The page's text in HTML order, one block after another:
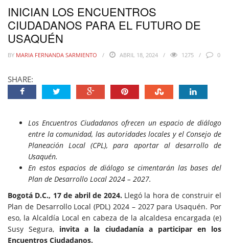
INICIAN LOS ENCUENTROS
CIUDADANOS PARA EL FUTURO DE
USAQUÉN
BY MARIA FERNANDA SARMIENTO ABRIL 18, 2024 1275 0
SHARE:
Los Encuentros Ciudadanos ofrecen un espacio de diálogo
entre la comunidad, las autoridades locales y el Consejo de
Planeación Local (CPL), para aportar al desarrollo de
Usaquén.
En estos espacios de diálogo se cimentarán las bases del
Plan de Desarrollo Local 2024 – 2027.
Bogotá D.C., 17 de abril de 2024.Llegó la hora de construir el
Plan de Desarrollo Local (PDL) 2024 – 2027 para Usaquén. Por
eso, la Alcaldía Local en cabeza de la alcaldesa encargada (e)
Susy Segura, invita a la ciudadanía a participar en los
Encuentros Ciudadanos.